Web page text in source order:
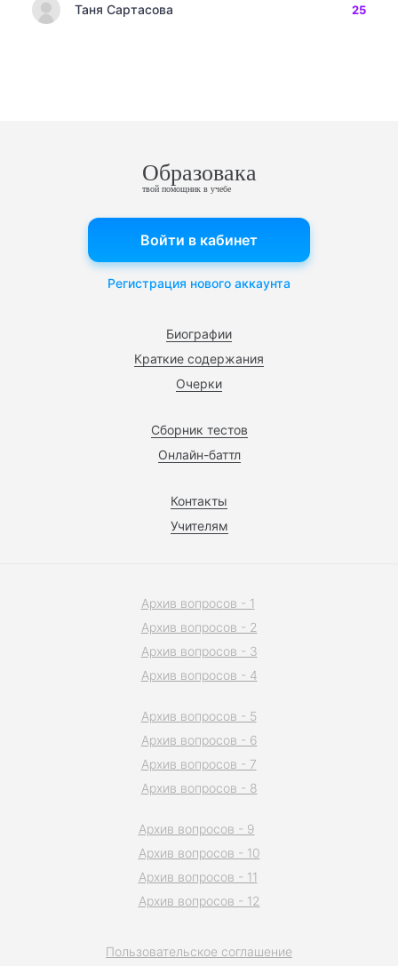
Таня Сартасова 25
Образовака
твой помощник в учебе
Биографии
Краткие содержания
Очерки
Сборник тестов
Онлайн-баттл
Контакты
Учителям
Войти в кабинет
Регистрация нового аккаунта
Пользовательское соглашение
Архив вопросов - 1
Архив вопросов - 2
Архив вопросов - 3
Архив вопросов - 4
Архив вопросов - 5
Архив вопросов - 6
Архив вопросов - 7
Архив вопросов - 8
Архив вопросов - 9
Архив вопросов - 10
Архив вопросов - 11
Архив вопросов - 12